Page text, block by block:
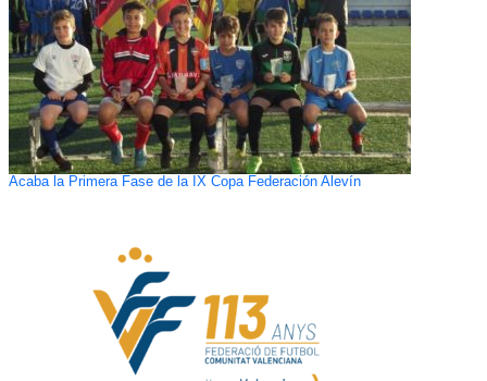
Acaba la Primera Fase de la IX Copa Federación Alevín